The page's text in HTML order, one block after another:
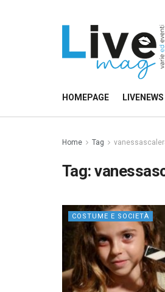
HOMEPAGE LIVENEWS
Home Tag
Tag:
COSTUME E SOCIETÀ